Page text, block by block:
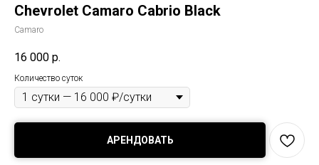
Chevrolet Camaro Сabrio Black
Camaro
16 000 р.
Количество суток
АРЕНДОВАТЬ